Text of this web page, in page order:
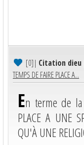
[0]| Citation dieu
TEMPS DE FAIRE PLACE A...
En terme de la
PLACE A UNE
QU'À UNE